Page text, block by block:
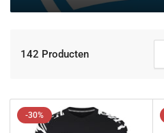
o
t
142 Producten
-30%